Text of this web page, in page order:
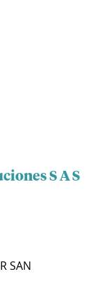
S A S
SAN